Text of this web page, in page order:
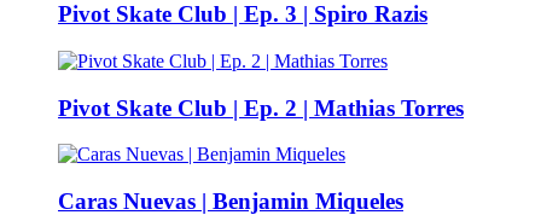
Pivot Skate Club | Ep. 3 | Spiro Razis
Pivot Skate Club | Ep. 2 | Mathias Torres
Caras Nuevas | Benjamin Miqueles